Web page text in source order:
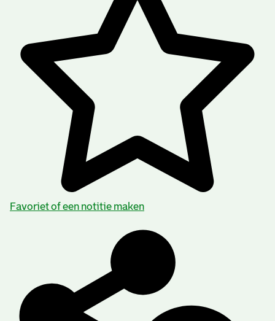
Favoriet of een notitie maken